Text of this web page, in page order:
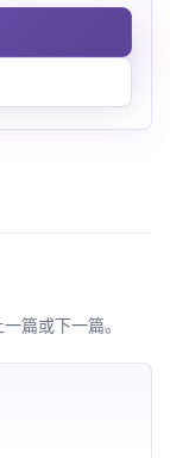
篇或下一篇。